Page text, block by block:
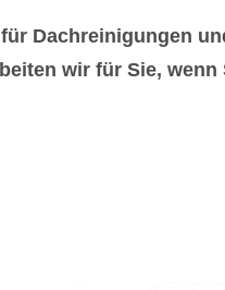
Dachreinigungen
wir für Sie, wenn